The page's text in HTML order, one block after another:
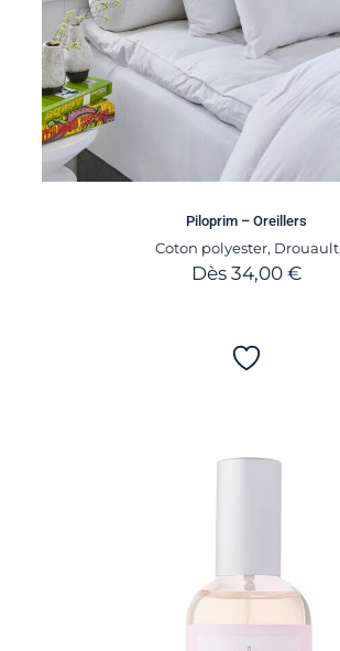
Piloprim – Oreillers
Coton polyester, Drouault
Dès 34,00 €